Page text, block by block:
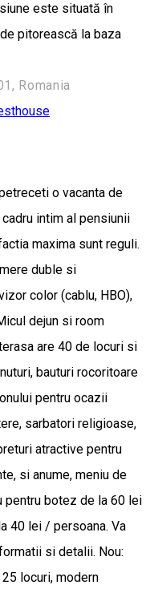
este situată în
pitorească la baza
Romania
o vacanta de
intim al pensiunii
maxima sunt reguli.
duble si
color (cablu, HBO),
dejun si room
are 40 de locuri si
bauturi rocoritoare
pentru ocazii
sarbatori religioase,
atractive pentru
si anume, meniu de
pentru botez de la 60 lei
40 lei / persoana. Va
si detalii. Nou:
locuri, modern